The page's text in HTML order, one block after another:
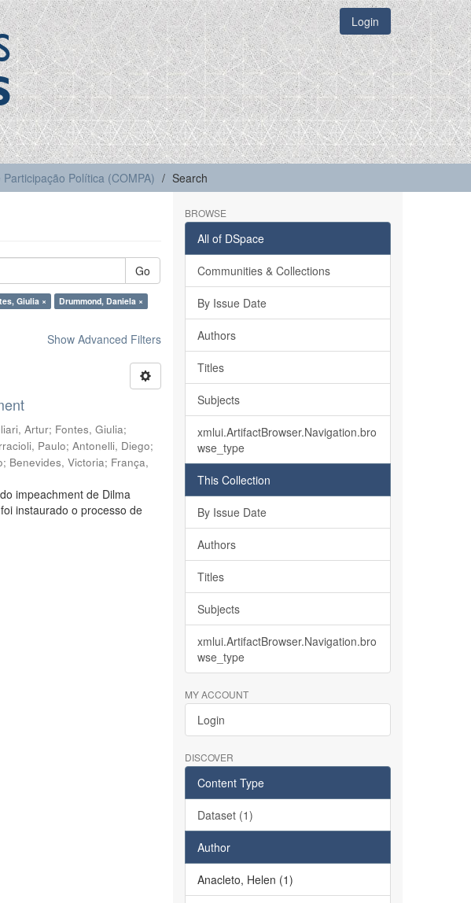
Login
Política (COMPA) Search
Go
Giulia ×
Drummond, Daniela ×
Show Advanced Filters
Artur; Fontes, Giulia;
Paulo;Antonelli, Diego;
; Benevides, Victoria; França,
impeachment de Dilma
instaurado o processo de
BROWSE
All of DSpace
Communities & Collections
By Issue Date
Authors
Titles
Subjects
xmlui.ArtifactBrowser.Navigation.bro
wse_type
This Collection
By Issue Date
Authors
Titles
Subjects
xmlui.ArtifactBrowser.Navigation.bro
wse_type
MY ACCOUNT
Login
DISCOVER
Content Type
Dataset (1)
Author
Anacleto, Helen (1)